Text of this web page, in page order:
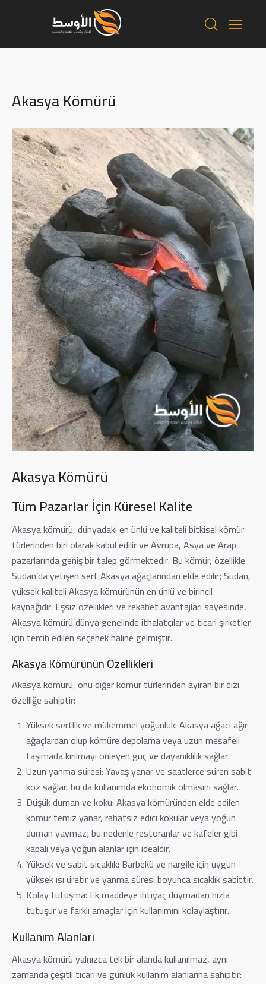
Akasya Kömürü
Akasya Kömürü
Tüm Pazarlar İçin Küresel Kalite
Akasya kömürü, dünyadaki en ünlü ve kaliteli bitkisel kömür
türlerinden biri olarak kabul edilir ve Avrupa, Asya ve Arap
pazarlarında geniş bir talep görmektedir. Bu kömür, özellikle
Sudan’da yetişen sert Akasya ağaçlarından elde edilir; Sudan,
yüksek kaliteli Akasya kömürünün en ünlü ve birincil
kaynağıdır. Eşsiz özellikleri ve rekabet avantajları sayesinde,
Akasya kömürü dünya genelinde ithalatçılar ve ticari şirketler
için tercih edilen seçenek haline gelmiştir.
Akasya Kömürünün Özellikleri
Akasya kömürü, onu diğer kömür türlerinden ayıran bir dizi
özelliğe sahiptir:
Yüksek sertlik ve mükemmel yoğunluk: Akasya ağacı ağır
ağaçlardan olup kömüre depolama veya uzun mesafeli
taşımada kırılmayı önleyen güç ve dayanıklılık sağlar.
Uzun yanma süresi: Yavaş yanar ve saatlerce süren sabit
köz sağlar, bu da kullanımda ekonomik olmasını sağlar.
Düşük duman ve koku: Akasya kömüründen elde edilen
kömür temiz yanar, rahatsız edici kokular veya yoğun
duman yaymaz; bu nedenle restoranlar ve kafeler gibi
kapalı veya yoğun alanlar için idealdir.
Yüksek ve sabit sıcaklık: Barbekü ve nargile için uygun
yüksek ısı üretir ve yanma süresi boyunca sıcaklık sabittir.
Kolay tutuşma: Ek maddeye ihtiyaç duymadan hızla
tutuşur ve farklı amaçlar için kullanımını kolaylaştırır.
Kullanım Alanları
Akasya kömürü yalnızca tek bir alanda kullanılmaz, aynı
zamanda çeşitli ticari ve günlük kullanım alanlarına sahiptir: